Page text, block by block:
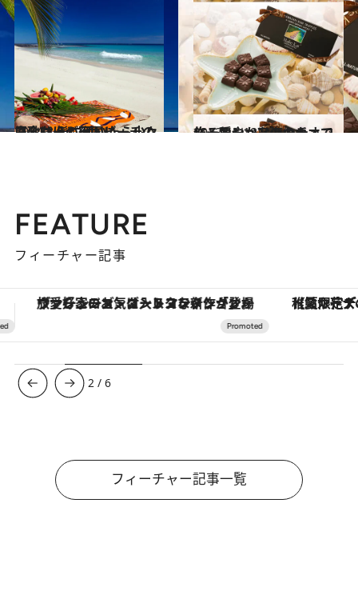
2014.8.9
フィジーの天国ビーチの白砂は 髪に付いたら少々厄介なほど細かい
旅＆お出かけ 2013.11.18
ノースショアのカカオで作る穏やかな海のチョコレート
旅＆お出かけ
FEATURE
フィーチャー記事
【夏限定ディナーコース】旬を迎える稚鮎や花ズッキーニなどをイタリア・トスカーナの郷土料理の手法で満喫！ 【銀座で出合う最旬美容】美髪ケアや上質
3 /6
フィーチャー記事一覧